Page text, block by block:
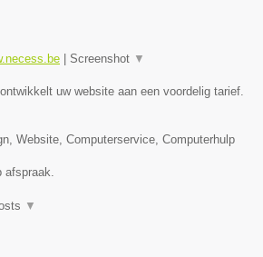
| Screenshot ▼
uw website aan een voordelig tarief.
Website, Computerservice, Computerhulp
▼